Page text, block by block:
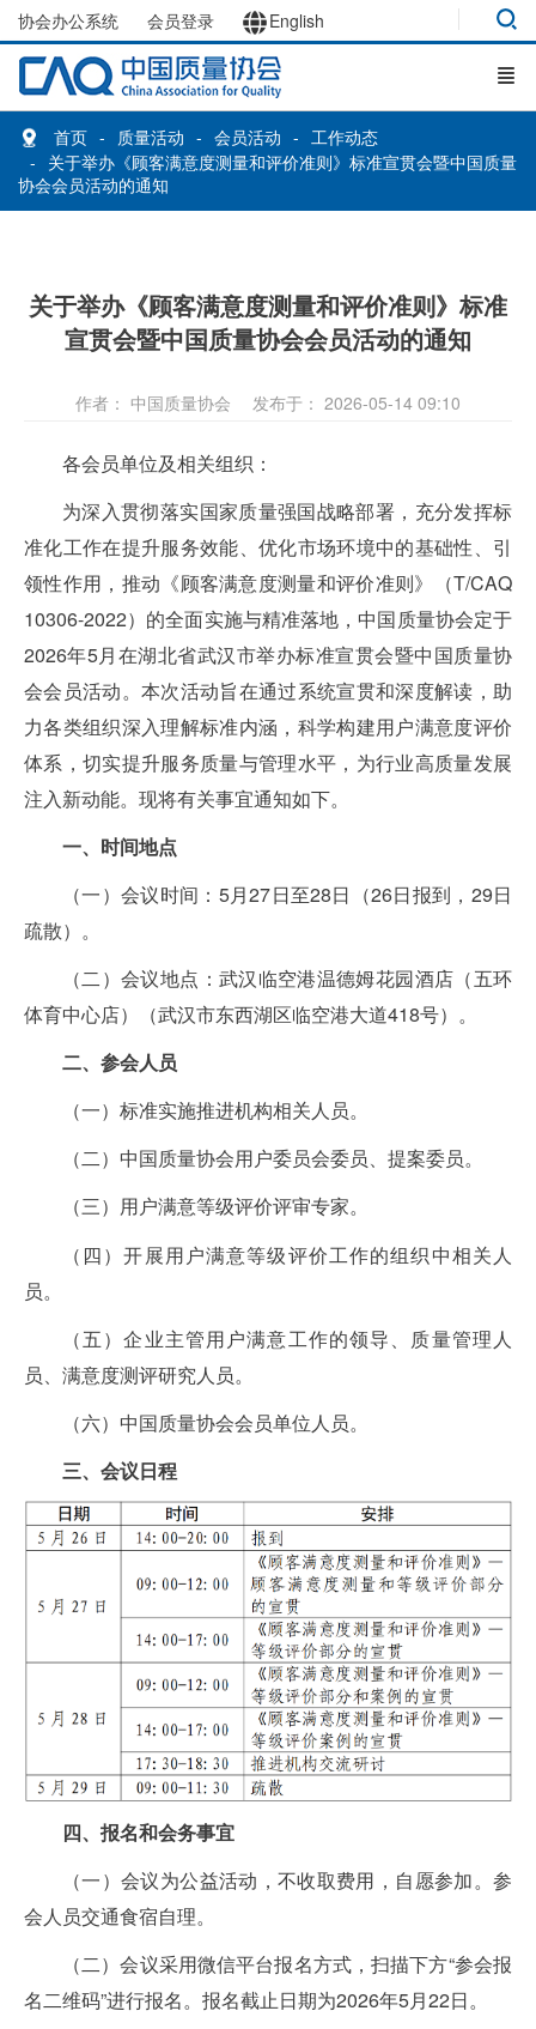
协会办公系统 会员登录 English
首页 质量活动 会员活动
工作动态
关于举办《顾客满意度测量和评价准则》标准宣贯会暨中国质量
协会会员活动的通知
关于举办《顾客满意度测量和评价准则》标准
宣贯会暨中国质量协会会员活动的通知
作者： 中国质量协会 发布于： 2026-05-14 09:10
各会员单位及相关组织：
为深入贯彻落实国家质量强国战略部署，充分发挥标
准化工作在提升服务效能、优化市场环境中的基础性、引
领性作用，推动《顾客满意度测量和评价准则》（T/CAQ
10306-2022）的全面实施与精准落地，中国质量协会定于
2026年5月在湖北省武汉市举办标准宣贯会暨中国质量协
会会员活动。本次活动旨在通过系统宣贯和深度解读，助
力各类组织深入理解标准内涵，科学构建用户满意度评价
体系，切实提升服务质量与管理水平，为行业高质量发展
注入新动能。现将有关事宜通知如下。
一、时间地点
（一）会议时间：5月27日至28日（26日报到，29日
疏散）。
（二）会议地点：武汉临空港温德姆花园酒店（五环
体育中心店）（武汉市东西湖区临空港大道418号）。
二、参会人员
（一）标准实施推进机构相关人员。
（二）中国质量协会用户委员会委员、提案委员。
（三）用户满意等级评价评审专家。
（四）开展用户满意等级评价工作的组织中相关人
员。
（五）企业主管用户满意工作的领导、质量管理人
员、满意度测评研究人员。
（六）中国质量协会会员单位人员。
三、会议日程
四、报名和会务事宜
（一）会议为公益活动，不收取费用，自愿参加。参
会人员交通食宿自理。
（二）会议采用微信平台报名方式，扫描下方“参会报
名二维码”进行报名。报名截止日期为2026年5月22日。